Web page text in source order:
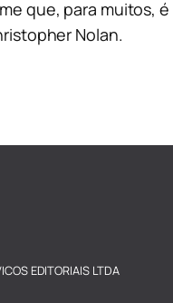
que, para muitos, é
Nolan.
EDITORIAIS LTDA